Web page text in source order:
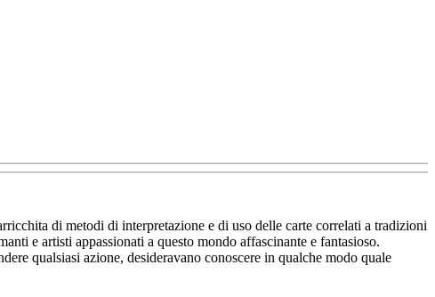
di metodi di interpretazione e di uso delle carte correlati a tradizioni
e artisti appassionati a questo mondo affascinante e fantasioso.
qualsiasi azione, desideravano conoscere in qualche modo quale